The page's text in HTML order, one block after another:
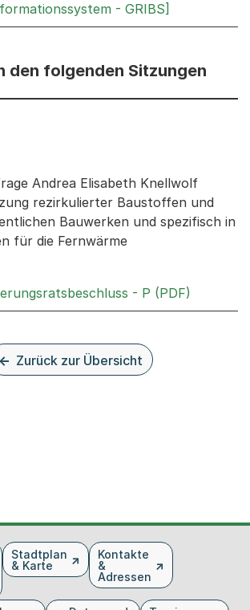
- GRIBS]
den folgenden Sitzungen
folgenden Sitzungen: Informationen
Andrea Elisabeth Knellwolf
rezirkulierter Baustoffen und
Bauwerken und spezifisch in
für die Fernwärme
- P (PDF)
Zurück zur Übersicht
Stadtplan
& Karte
Kontakte
&
Adressen